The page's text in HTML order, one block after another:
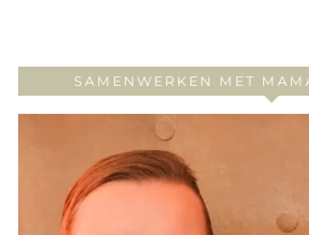
SAMENWERKEN MET